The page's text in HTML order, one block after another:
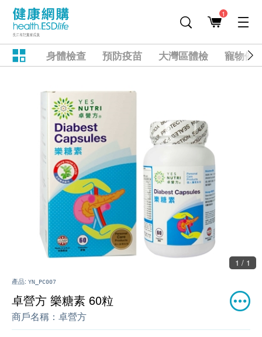
1
身體檢查 預防疫苗 大灣區體檢 寵物健
1 / 1
產品: YN_PC007
卓營方 樂糖素 60粒
商戶名稱： 卓營方